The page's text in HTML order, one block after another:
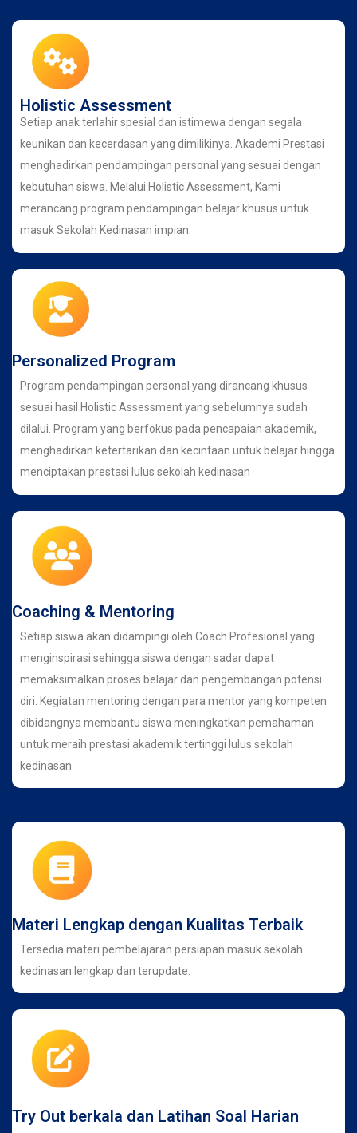
Holistic Assessment
Setiap anak terlahir spesial dan istimewa dengan segala
keunikan dan kecerdasan yang dimilikinya. Akademi Prestasi
menghadirkan pendampingan personal yang sesuai dengan
kebutuhan siswa. Melalui Holistic Assessment, Kami
merancang program pendampingan belajar khusus untuk
masuk Sekolah Kedinasan impian.
Personalized Program
Program pendampingan personal yang dirancang khusus
sesuai hasil Holistic Assessment yang sebelumnya sudah
dilalui. Program yang berfokus pada pencapaian akademik,
menghadirkan ketertarikan dan kecintaan untuk belajar hingga
menciptakan prestasi lulus sekolah kedinasan
Coaching & Mentoring
Setiap siswa akan didampingi oleh Coach Profesional yang
menginspirasi sehingga siswa dengan sadar dapat
memaksimalkan proses belajar dan pengembangan potensi
diri. Kegiatan mentoring dengan para mentor yang kompeten
dibidangnya membantu siswa meningkatkan pemahaman
untuk meraih prestasi akademik tertinggi lulus sekolah
kedinasan
Materi Lengkap dengan Kualitas Terbaik
Tersedia materi pembelajaran persiapan masuk sekolah
kedinasan lengkap dan terupdate.
Try Out berkala dan Latihan Soal Harian